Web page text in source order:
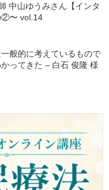
中山ゆうみさん【インタ
②〜 vol.14
般的に考えているもので
ってきた – 白石 俊隆 様